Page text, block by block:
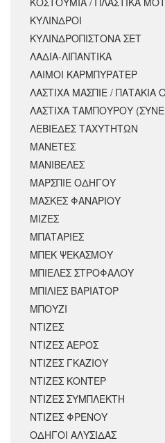
ΚΥΛΙΝΔΡΟΙ
ΚΥΛΙΝΔΡΟΠΙΣΤΟΝΑ ΣΕΤ
ΛΑΔΙΑ-ΛΙΠΑΝΤΙΚΑ
ΛΑΙΜΟΙ ΚΑΡΜΠΥΡΑΤΕΡ
ΛΑΣΤΙΧΑ ΜΑΣΠΙΕ /
ΛΑΣΤΙΧΑ ΤΑΜΠΟΥΡΟΥ
ΛΕΒΙΕΔΕΣ ΤΑΧΥΤΗΤΩΝ
ΜΑΝΕΤΕΣ
ΜΑΝΙΒΕΛΕΣ
ΜΑΡΣΠΙΕ ΟΔΗΓΟΥ
ΜΑΣΚΕΣ ΦΑΝΑΡΙΟΥ
ΜΙΖΕΣ
ΜΠΑΤΑΡΙΕΣ
ΜΠΕΚ ΨΕΚΑΣΜΟΥ
ΜΠΙΕΛΕΣ ΣΤΡΟΦΑΛΟΥ
ΜΠΙΛΙΕΣ ΒΑΡΙΑΤΟΡ
ΜΠΟΥΖΙ
ΝΤΙΖΕΣ
ΝΤΙΖΕΣ ΑΕΡΟΣ
ΝΤΙΖΕΣ ΓΚΑΖΙΟΥ
ΝΤΙΖΕΣ ΚΟΝΤΕΡ
ΝΤΙΖΕΣ ΣΥΜΠΛΕΚΤΗ
ΝΤΙΖΕΣ ΦΡΕΝΟΥ
ΟΔΗΓΟΙ ΑΛΥΣΙΔΑΣ